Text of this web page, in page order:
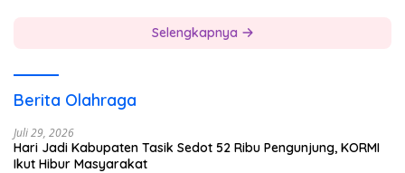
Selengkapnya
Berita Olahraga
Juli 29, 2026
Hari Jadi Kabupaten Tasik Sedot 52 Ribu Pengunjung, KORMI
Ikut Hibur Masyarakat